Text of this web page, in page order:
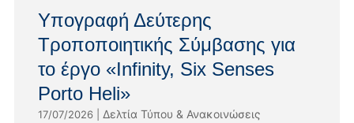
Υπογραφή Δεύτερης
Τροποποιητικής Σύμβασης για
το έργο «Infinity, Six Senses
Porto Heli»
17/07/2026| Δελτία Τύπου & Ανακοινώσεις